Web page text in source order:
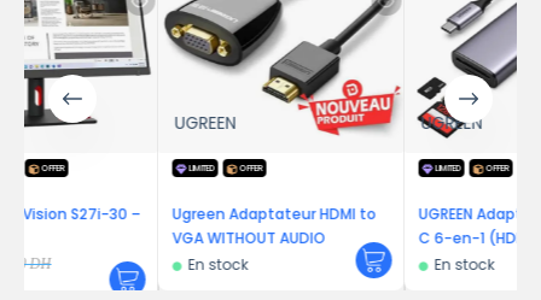
–
UGREEN
Ugreen Adaptateur HDMI to
VGA WITHOUT AUDIO
En stock
UGREEN
UGREEN Adaptateur Hub USB-
C 6-en-1 (HDMI 4K@30Hz, PD
En stock